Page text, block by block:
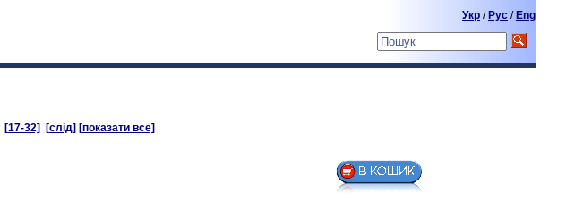
Укр / Pyc / Eng
[17-32] [слід] [показати все]